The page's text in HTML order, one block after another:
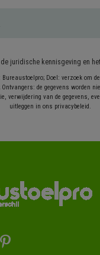
de juridische kennisgeving en
Doel: verzoek om
de gegevens worden
verwijdering van de gegevens,
uitleggen in ons privacybeleid.